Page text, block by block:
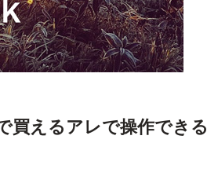
買えるアレで操作できる